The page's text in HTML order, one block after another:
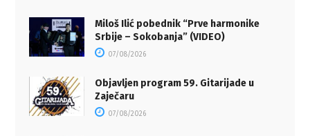
Miloš Ilić pobednik “Prve harmonike
Srbije – Sokobanja” (VIDEO)
07/08/2026
Objavljen program 59. Gitarijade u
Zaječaru
07/08/2026